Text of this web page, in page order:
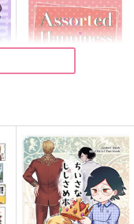
Assorted Happiness
Pop Lady
1,887円（税込）
村雨礼二×獅子神敬一